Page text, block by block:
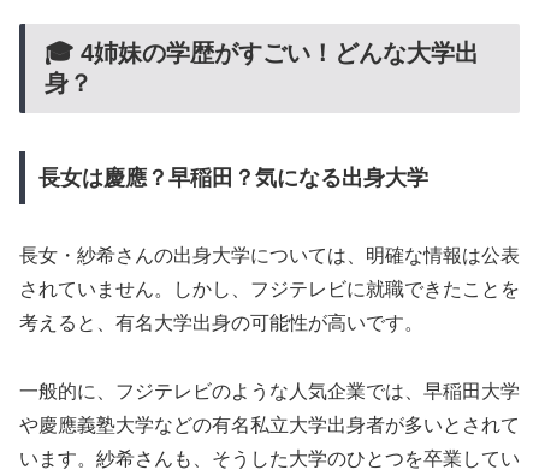
🎓 4姉妹の学歴がすごい！どんな大学出
身？
長女は慶應？早稲田？気になる出身大学
長女・紗希さんの出身大学については、明確な情報は公表
されていません。しかし、フジテレビに就職できたことを
考えると、有名大学出身の可能性が高いです。
一般的に、フジテレビのような人気企業では、早稲田大学
や慶應義塾大学などの有名私立大学出身者が多いとされて
います。紗希さんも、そうした大学のひとつを卒業してい